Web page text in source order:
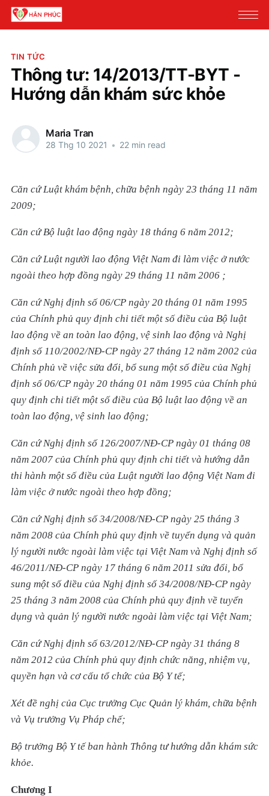
TIN TỨC
Thông tư: 14/2013/TT-BYT -
Hướng dẫn khám sức khỏe
Maria Tran
28 Thg 10 2021 • 22 min read
Căn cứ Luật khám bệnh, chữa bệnh ngày 23 tháng 11 năm
2009;
Căn cứ Bộ luật lao động ngày 18 tháng 6 năm 2012;
Căn cứ Luật người lao động Việt Nam đi làm việc ở nước
ngoài theo hợp đồng ngày 29 tháng 11 năm 2006 ;
Căn cứ Nghị định số 06/CP ngày 20 tháng 01 năm 1995
của Chính phủ quy định chi tiết một số điều của Bộ luật
lao động về an toàn lao động, vệ sinh lao động và Nghị
định số 110/2002/NĐ-CP ngày 27 tháng 12 năm 2002 của
Chính phủ về việc sửa đổi, bổ sung một số điều của Nghị
định số 06/CP ngày 20 tháng 01 năm 1995 của Chính phủ
quy định chi tiết một số điều của Bộ luật lao động về an
toàn lao động, vệ sinh lao động;
Căn cứ Nghị định số 126/2007/NĐ-CP ngày 01 tháng 08
năm 2007 của Chính phủ quy định chi tiết và hướng dẫn
thi hành một số điều của Luật người lao động Việt Nam đi
làm việc ở nước ngoài theo hợp đồng;
Căn cứ Nghị định số 34/2008/NĐ-CP ngày 25 tháng 3
năm 2008 của Chính phủ quy định về tuyển dụng và quản
lý người nước ngoài làm việc tại Việt Nam và Nghị định số
46/2011/NĐ-CP ngày 17 tháng 6 năm 2011 sửa đổi, bổ
sung một số điều của Nghị định số 34/2008/NĐ-CP ngày
25 tháng 3 năm 2008 của Chính phủ quy định về tuyển
dụng và quản lý người nước ngoài làm việc tại Việt Nam;
Căn cứ Nghị định số 63/2012/NĐ-CP ngày 31 tháng 8
năm 2012 của Chính phủ quy định chức năng, nhiệm vụ,
quyền hạn và cơ cấu tổ chức của Bộ Y tế;
Xét đề nghị của Cục trưởng Cục Quản lý khám, chữa bệnh
và Vụ trưởng Vụ Pháp chế;
Bộ trưởng Bộ Y tế ban hành Thông tư hướng dẫn khám sức
khỏe.
Chương I